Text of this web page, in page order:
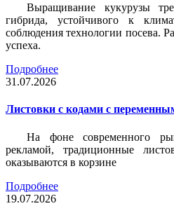
Выращивание кукурузы
гибрида, устойчивого к
соблюдения технологии посева.
успеха.
Подробнее
31.07.2026
Листовки c кодами с
На фоне современного
рекламой, традиционные
оказываются в корзине
Подробнее
19.07.2026